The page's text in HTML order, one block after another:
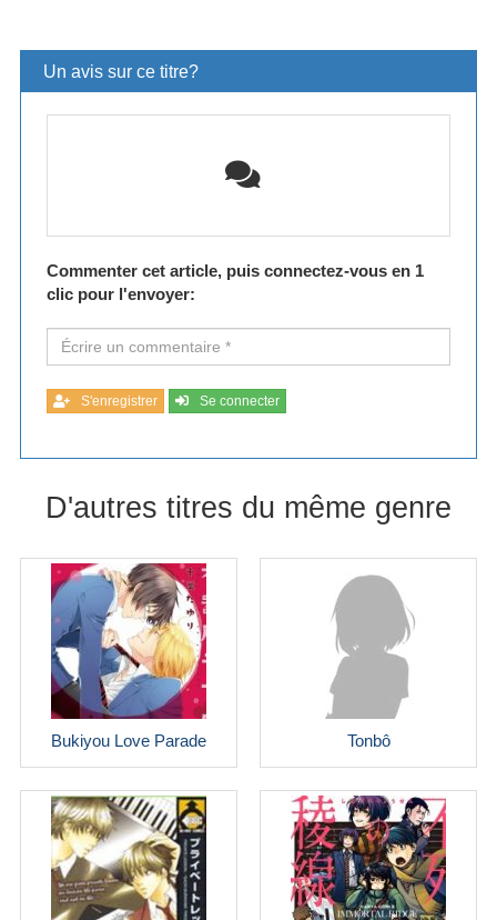
Un avis sur ce titre?
Commenter cet article, puis connectez-vous en 1
clic pour l'envoyer:
S'enregistrer Se connecter
D'autres titres du même genre
Bukiyou Love Parade Tonbô